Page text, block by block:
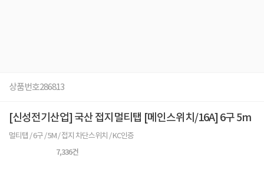
상품번호286813
[신성전기산업] 국산 접지멀티탭 [메인스위치/16A] 6구 5m
멀티탭 / 6구 / 5M / 접지 차단스위치 / KC인증
7,336건